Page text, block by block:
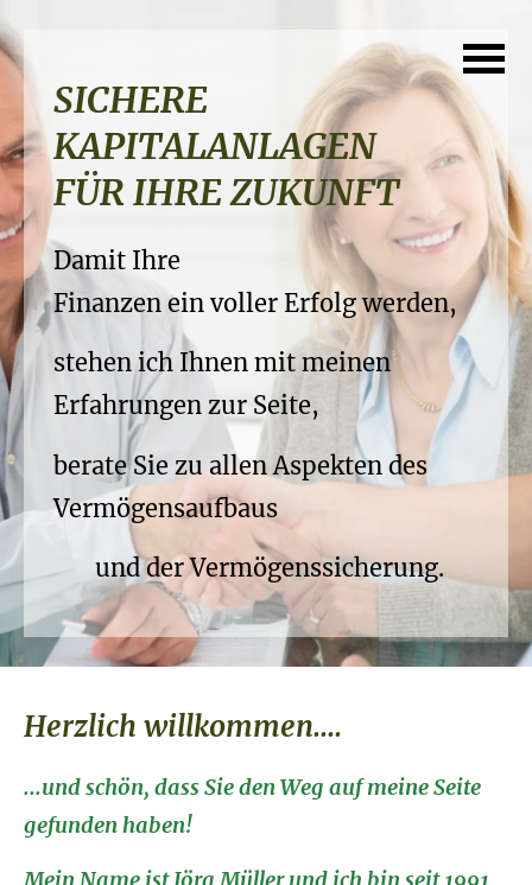
SICHERE
KAPITALANLAGEN
FÜR IHRE ZUKUNFT
Damit Ihre
Finanzen ein voller Erfolg werden,
stehen ich Ihnen mit meinen
Erfahrungen zur Seite,
berate Sie zu allen Aspekten des
Vermögensaufbaus
und der Vermögenssicherung.
PROFESSIONELLE
RUHESTANDSPLANUNG
Ihre Vorsorge gehört in sichere
Hände...
..damit Sie Ihren Ruhestand wiklich
sichern
und die Früchte Ihrer Arbeit
genießen können.
IHRER TRÄUME
Finanzierungen von Anfang an
in professionelle Hände legen...
...damit Sie auch in Zukunft das
Leben genießen können
und Ihre Träume sich
verwirklichen.
Herzlich willkommen....
...und schön, dass Sie den Weg auf meine Seite
gefunden haben!